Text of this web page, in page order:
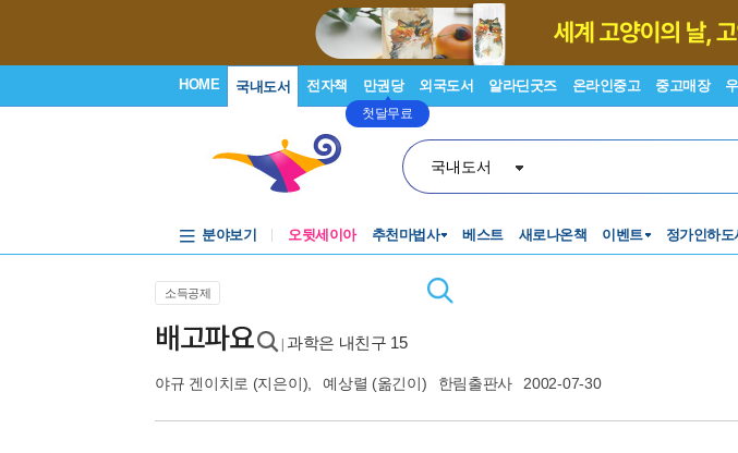
HOME 국내도서 전자책 만권당
첫달무료
외국도서 알라딘굿즈 온라인중고 중고매장
국내도서
분야보기 오뒷세이아 추천마법사 베스트 새로나온책 이벤트 정가인하도
소득공제
배고파요 과학은 내친구 15
야규 겐이치로 (지은이), 예상렬 (옮긴이) 한림출판사 2002-07-30